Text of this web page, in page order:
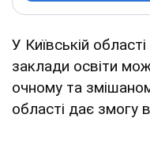
У Київській
заклади освіти
очному та
області дає змогу